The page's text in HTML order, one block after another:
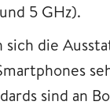
5 GHz).
sich die
sind an